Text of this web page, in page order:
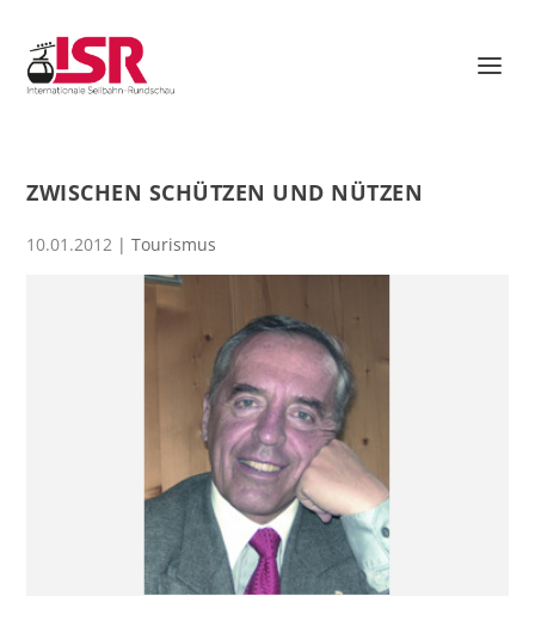
ZWISCHEN SCHÜTZEN UND NÜTZEN
10.01.2012 |Tourismus